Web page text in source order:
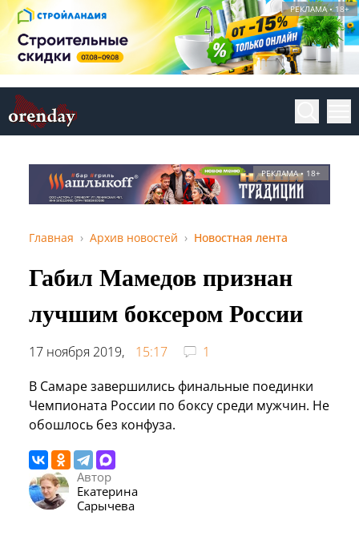
РЕКЛАМА • 18+
РЕКЛАМА • 18+
Главная Архив новостей Новостная лента
Габил Мамедов признан
лучшим боксером России
17 ноября 2019, 15:17
1
В Самаре завершились финальные поединки
Чемпионата России по боксу среди мужчин. Не
обошлось без конфуза.
Автор
Екатерина
Сарычева